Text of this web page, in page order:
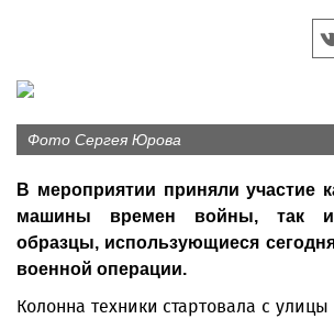
Фото Сергея Юрова
В мероприятии приняли участие
машины времен войны, так и
образцы, использующиеся
военной операции.
Колонна техники стартовала с